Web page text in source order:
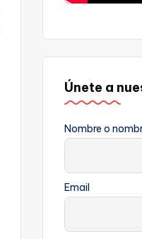
Únete a
Nombre o
Email